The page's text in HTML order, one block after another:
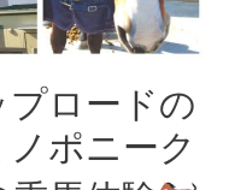
ロードの
ポニーク